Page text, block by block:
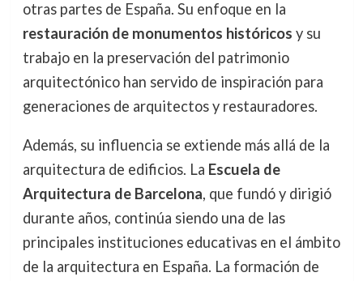
otras partes de España. Su enfoque en la
restauración de monumentos históricos y su
trabajo en la preservación del patrimonio
arquitectónico han servido de inspiración para
generaciones de arquitectos y restauradores.
Además, su influencia se extiende más allá de la
arquitectura de edificios. La Escuela de
Arquitectura de Barcelona, que fundó y dirigió
durante años, continúa siendo una de las
principales instituciones educativas en el ámbito
de la arquitectura en España. La formación de